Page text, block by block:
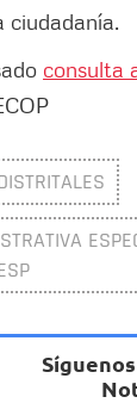
ciudadanía.
consulta